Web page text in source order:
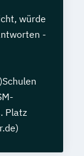
würde
-
Platz